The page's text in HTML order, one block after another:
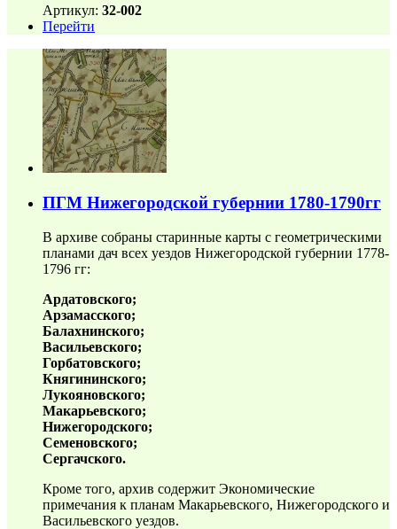
Артикул: 32-002
Перейти
ПГМ Нижегородской губернии 1780-1790гг
В архиве собраны старинные карты с геометрическими
планами дач всех уездов Нижегородской губернии 1778-
1796 гг:
Ардатовского;
Арзамасского;
Балахнинского;
Васильевского;
Горбатовского;
Княгининского;
Лукояновского;
Макарьевского;
Нижегородского;
Семеновского;
Сергачского.
Кроме того, архив содержит Экономические
примечания к планам Макарьевского, Нижегородского и
Васильевского уездов.